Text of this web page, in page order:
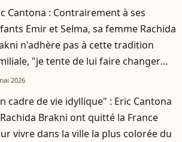
Cantona : Contrairement à ses
Emir et Selma, sa femme Rachida
n'adhère pas à cette tradition
"je tente de lui faire changer
2026
cadre de vie idyllique" : Eric Cantona
Brakni ont quitté la France
vivre dans la ville la plus colorée du